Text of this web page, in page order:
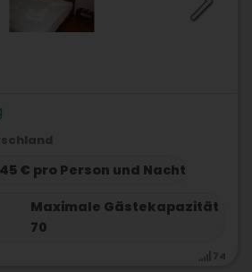
€ pro Person und Nacht
Maximale Gästekapazität
70